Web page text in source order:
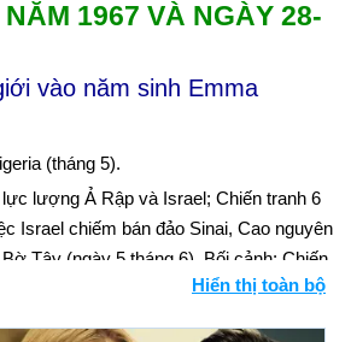
1967 VÀ NGÀY 28-
vào năm sinh Emma
(tháng 5).
lượng Ả Rập và Israel; Chiến tranh 6
Israel chiếm bán đảo Sinai, Cao nguyên
Tây (ngày 5 tháng 6). Bối cảnh: Chiến
sự của phe cánh hữu phế truất Vua
Hiển thị toàn bộ